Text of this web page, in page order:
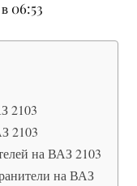
06:53
2103
2103
на ВАЗ 2103
на ВАЗ